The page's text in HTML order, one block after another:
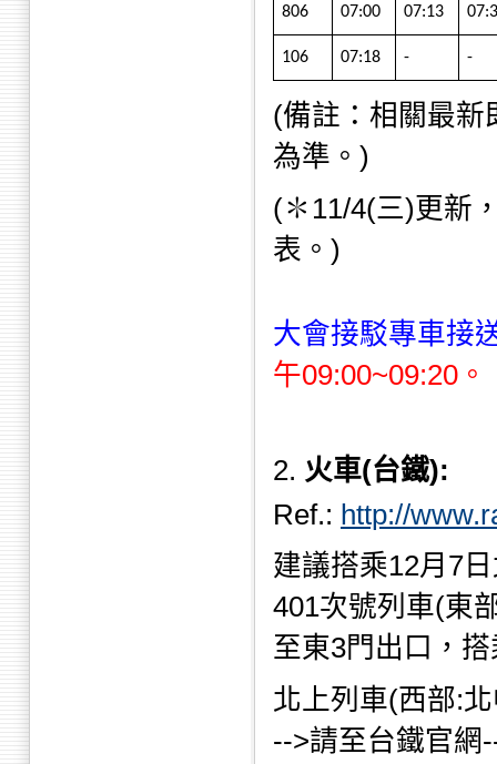
806 07:00 07:13
106 07:18 - -
(備註：相關最新
為準。)
(✽11/4(三)更新
表。)
大會接駁專車接
午09:00~09:20。
2. 火車(台鐵):
Ref.: http://
建議搭乘12月7
401次號列車(東
至東3門出口，
北上列車(西部:
-->請至台鐵官網